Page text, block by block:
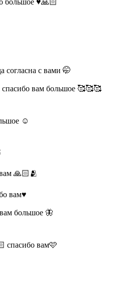
большое ♥️🙏🏻
согласна с вами 🤭
спасибо вам большое 🥰🥰🥰
☺️
🙏🏻🫂
вам♥️
большое 🦋
спасибо вам🩷